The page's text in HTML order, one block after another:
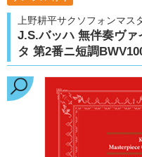
上野耕平サクソフォンマス
J.S.バッハ 無伴奏ヴ
タ 第2番ニ短調